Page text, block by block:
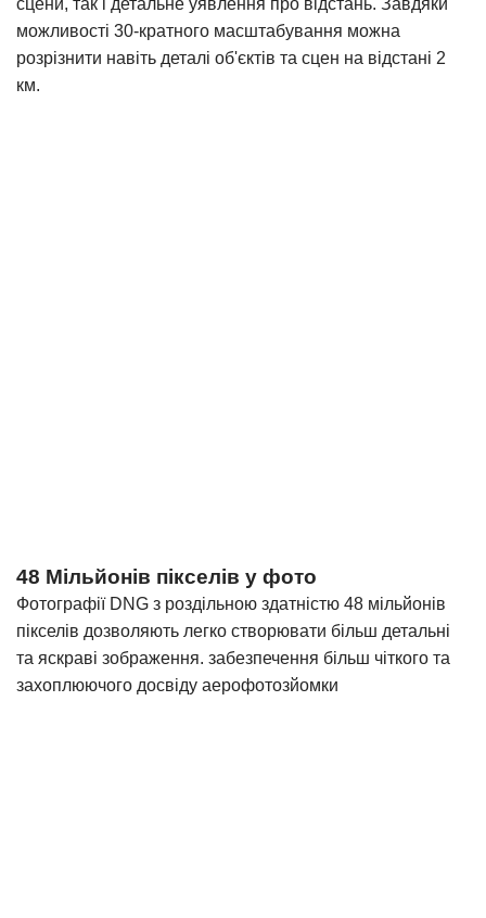
сцени, так і детальне уявлення про відстань. Завдяки
можливості 30-кратного масштабування можна
розрізнити навіть деталі об'єктів та сцен на відстані 2
км.
48 Мільйонів пікселів у фото
Фотографії DNG з роздільною здатністю 48 мільйонів
пікселів дозволяють легко створювати більш детальні
та яскраві зображення. забезпечення більш чіткого та
захоплюючого досвіду аерофотозйомки